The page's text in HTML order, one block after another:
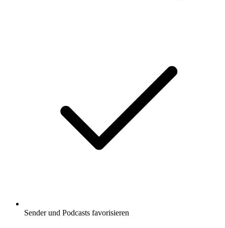
Sender und Podcasts favorisieren